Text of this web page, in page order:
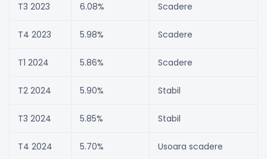
T3 2023 6.08% Scadere
T4 2023 5.98% Scadere
T1 2024 5.86% Scadere
T2 2024 5.90% Stabil
T3 2024 5.85% Stabil
T4 2024 5.70% Usoara scadere